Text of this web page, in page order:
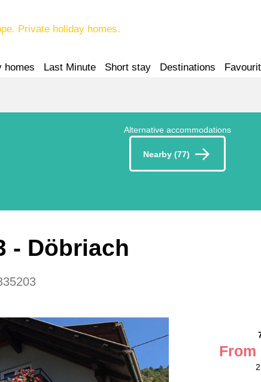
Private holiday homes.
homes Last Minute Short stay Destinations
Alternative accommodations
Nearby (77)
- Döbriach
From
2